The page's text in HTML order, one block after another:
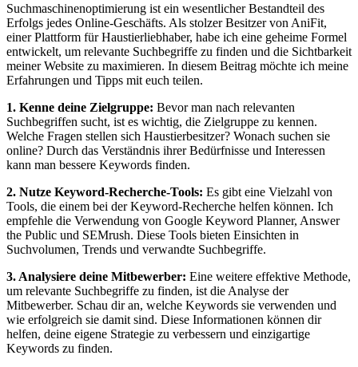
Suchmaschinenoptimierung ist ein wesentlicher ​Bestandteil des
Erfolgs jedes Online-Geschäfts. Als stolzer Besitzer von AniFit,
einer Plattform ​für ⁤Haustierliebhaber, habe ​ich‍ eine geheime Formel
entwickelt, um relevante Suchbegriffe zu finden und die‍ Sichtbarkeit​
meiner Website zu maximieren. In diesem Beitrag ​möchte⁣ ich meine
⁣Erfahrungen ​und ‌Tipps mit euch teilen.
1.⁤ Kenne ⁣deine Zielgruppe: Bevor man nach relevanten
Suchbegriffen ‌sucht, ist es wichtig, die Zielgruppe ⁢zu kennen.
Welche ⁣Fragen ‍stellen sich Haustierbesitzer? Wonach suchen ‌sie⁣
online? Durch das⁣ Verständnis ihrer ​Bedürfnisse und Interessen
kann ​man bessere Keywords finden.
2. Nutze Keyword-Recherche-Tools: ‌Es gibt eine Vielzahl von
Tools, die einem bei der Keyword-Recherche helfen können.‍ Ich‌
empfehle die Verwendung von Google ‌Keyword Planner, Answer
the Public und SEMrush. Diese Tools⁢ bieten Einsichten ⁣in
Suchvolumen,‌ Trends und verwandte Suchbegriffe.
3. Analysiere deine ‍Mitbewerber: Eine weitere effektive​ Methode,
um⁢ relevante Suchbegriffe zu finden,‌ ist die ⁤Analyse ⁤der
Mitbewerber. Schau dir ​an, welche Keywords sie verwenden ⁢und⁣
wie ⁢erfolgreich⁤ sie damit sind. Diese Informationen können dir
helfen, deine ⁣eigene Strategie zu ⁤verbessern⁣ und einzigartige
Keywords zu ⁤finden.